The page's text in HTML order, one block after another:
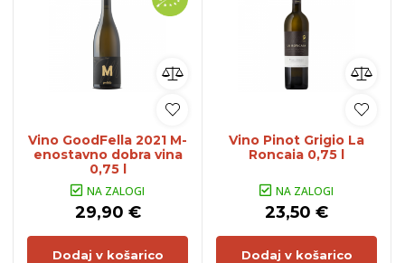
Vino GoodFella 2021 M-
enostavno dobra vina
0,75 l
NA ZALOGI
29,90 €
Dodaj v košarico
Vino Pinot Grigio La
Roncaia 0,75 l
NA ZALOGI
23,50 €
Dodaj v košarico